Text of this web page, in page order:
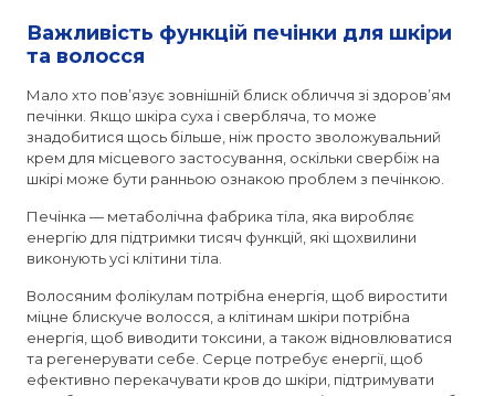
Важливість функцій печінки для шкіри
та волосся
Мало хто пов’язує зовнішній блиск обличчя зі здоров’ям
печінки. Якщо шкіра суха і свербляча, то може
знадобитися щось більше, ніж просто зволожувальний
крем для місцевого застосування, оскільки свербіж на
шкірі може бути ранньою ознакою проблем з печінкою.
Печінка — метаболічна фабрика тіла, яка виробляє
енергію для підтримки тисяч функцій, які щохвилини
виконують усі клітини тіла.
Волосяним фолікулам потрібна енергія, щоб виростити
міцне блискуче волосся, а клітинам шкіри потрібна
енергія, щоб виводити токсини, а також відновлюватися
та регенерувати себе. Серце потребує енергії, щоб
ефективно перекачувати кров до шкіри, підтримувати